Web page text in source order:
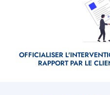
OFFICIALISER
RAPPORT PAR LE